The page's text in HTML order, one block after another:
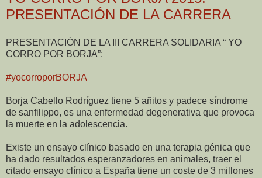
PRESENTACIÓN DE LA CARRERA
PRESENTACIÓN DE LA III CARRERA SOLIDARIA “ YO
CORRO POR BORJA”:
‪#‎yocorroporBORJA‬
Borja Cabello Rodríguez tiene 5 añitos y padece síndrome
de sanfilippo, es una enfermedad degenerativa que provoca
la muerte en la adolescencia.
Existe un ensayo clínico basado en una terapia génica que
ha dado resultados esperanzadores en animales, traer el
citado ensayo clínico a España tiene un coste de 3 millones